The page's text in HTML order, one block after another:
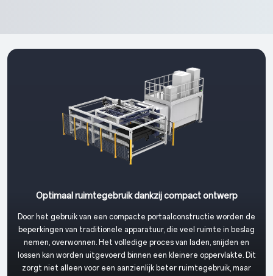
Optimaal ruimtegebruik dankzij compact ontwerp
Door het gebruik van een compacte portaalconstructie worden de
beperkingen van traditionele apparatuur, die veel ruimte in beslag
nemen, overwonnen. Het volledige proces van laden, snijden en
lossen kan worden uitgevoerd binnen een kleinere oppervlakte. Dit
zorgt niet alleen voor een aanzienlijk beter ruimtegebruik, maar